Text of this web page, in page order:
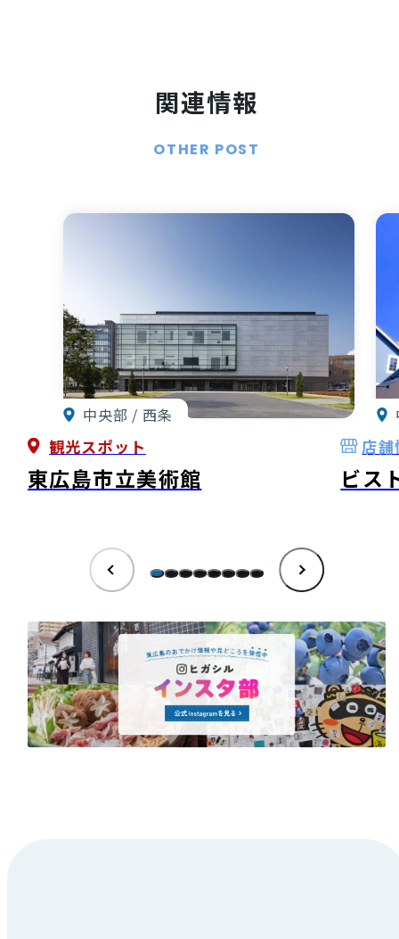
関連情報
OTHER POST
中央部 / 西条
観光スポット
東広島市立美術館
店舗
ビス